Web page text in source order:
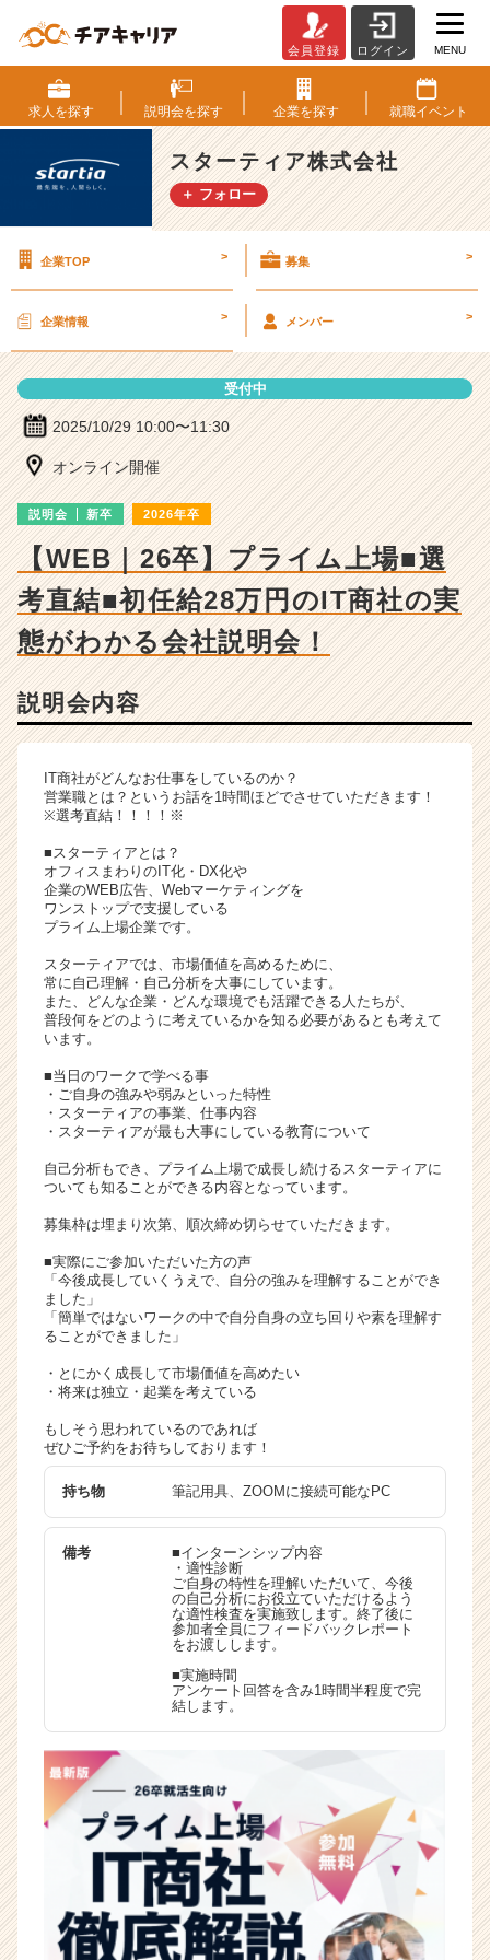
タ
ー
テ
ィ
ア
株
の
会
詳
細
|
ャ
ー・
成
長
企
業
か
カ
ウ
ト
が
届
就
活
サ
イ
ト
チ
ア
キ
リ
ア
（C
h
e
e
C
a
r
e
会員登録 ログイン MENU
求人を探す 説明会を探す 企業を探す 就職イベント
スターティア株式会社
＋ フォロー
企業TOP > 募集 >
企業情報 > メンバー >
受付中
2025/10/29 10:00〜11:30
オンライン開催
説明会 新卒 2026年卒
【WEB｜26卒】プライム上場■選
考直結■初任給28万円のIT商社の実
態がわかる会社説明会！
説明会内容
IT商社がどんなお仕事をしているのか？
営業職とは？というお話を1時間ほどでさせていただきます！
※選考直結！！！！※
■スターティアとは？
オフィスまわりのIT化・DX化や
企業のWEB広告、Webマーケティングを
ワンストップで支援している
プライム上場企業です。
スターティアでは、市場価値を高めるために、
常に自己理解・自己分析を大事にしています。
また、どんな企業・どんな環境でも活躍できる人たちが、
普段何をどのように考えているかを知る必要があるとも考えて
います。
■当日のワークで学べる事
・ご自身の強みや弱みといった特性
・スターティアの事業、仕事内容
・スターティアが最も大事にしている教育について
自己分析もでき、プライム上場で成長し続けるスターティアに
ついても知ることができる内容となっています。
募集枠は埋まり次第、順次締め切らせていただきます。
■実際にご参加いただいた方の声
「今後成長していくうえで、自分の強みを理解することができ
ました」
「簡単ではないワークの中で自分自身の立ち回りや素を理解す
ることができました」
・とにかく成長して市場価値を高めたい
・将来は独立・起業を考えている
もしそう思われているのであれば
ぜひご予約をお待ちしております！
持ち物 筆記用具、ZOOMに接続可能なPC
備考
■インターンシップ内容
・適性診断
ご自身の特性を理解いただいて、今後
の自己分析にお役立ていただけるよう
な適性検査を実施致します。終了後に
参加者全員にフィードバックレポート
をお渡しします。
■実施時間
アンケート回答を含み1時間半程度で完
結します。